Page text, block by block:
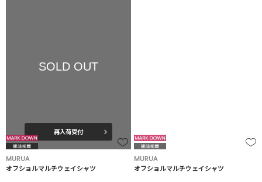
SOLD OUT
再入荷受付
MURUA
オフショルマルチウェイシャツ
MURUA
オフショルマルチウェイシャツ